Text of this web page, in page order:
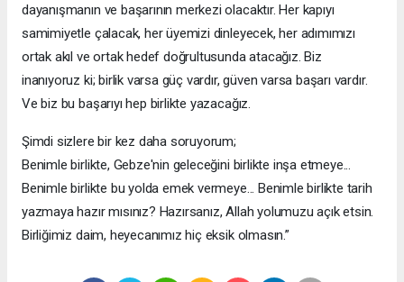
dayanışmanın ve başarının merkezi olacaktır. Her kapıyı
samimiyetle çalacak, her üyemizi dinleyecek, her adımımızı
ortak akıl ve ortak hedef doğrultusunda atacağız. Biz
inanıyoruz ki; birlik varsa güç vardır, güven varsa başarı vardır.
Ve biz bu başarıyı hep birlikte yazacağız.
Şimdi sizlere bir kez daha soruyorum;
Benimle birlikte, Gebze'nin geleceğini birlikte inşa etmeye...
Benimle birlikte bu yolda emek vermeye... Benimle birlikte tarih
yazmaya hazır mısınız? Hazırsanız, Allah yolumuzu açık etsin.
Birliğimiz daim, heyecanımız hiç eksik olmasın.”